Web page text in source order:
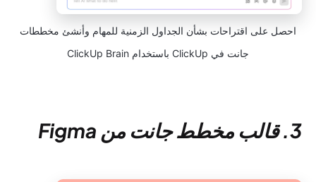
احصل على اقتراحات بشأن الجداول الزمنية للمهام وأنشئ مخططات
جانت في ClickUp باستخدام ClickUp Brain
3. قالب مخطط جانت من Figma